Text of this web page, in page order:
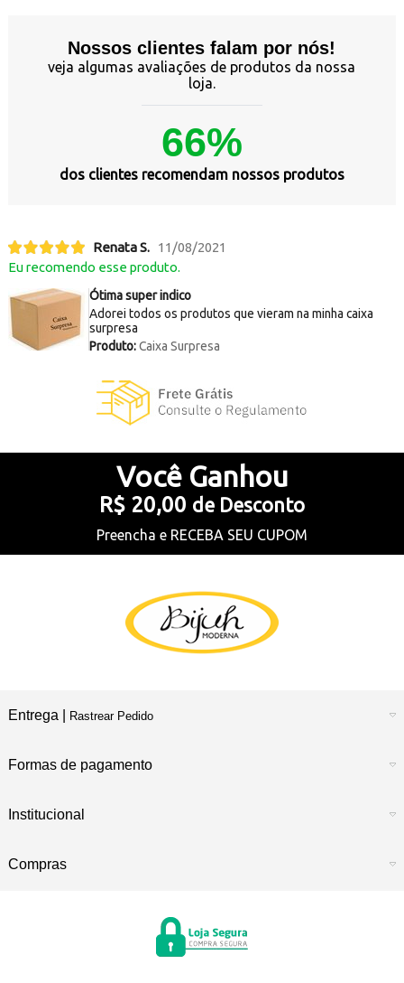
Nossos clientes falam por nós!
veja algumas avaliações de produtos da nossa
loja.
66%
dos clientes recomendam nossos produtos
Renata S. 11/08/2021
Eu recomendo esse produto.
Ótima super indico
Adorei todos os produtos que vieram na minha caixa
surpresa
Produto:Caixa Surpresa
Você Ganhou
R$ 20,00 de Desconto
Preencha e RECEBA SEU CUPOM
Entrega | Rastrear Pedido
Formas de pagamento
Institucional
Compras